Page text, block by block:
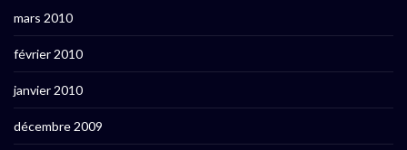
mars 2010
février 2010
janvier 2010
décembre 2009